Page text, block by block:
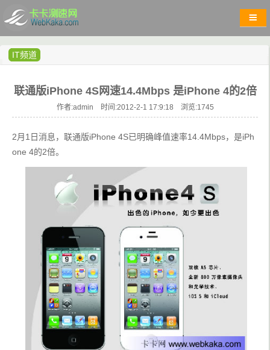
IT频道
联通版iPhone 4S网速14.4Mbps 是iPhone 4的2倍
作者:admin 时间:2012-2-1 17:9:18 浏览:1745
2月1日消息，联通版iPhone 4S已明确峰值速率14.4Mbps，是iPh
one 4的2倍。